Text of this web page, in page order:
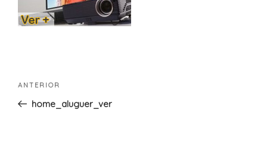
artigos
Conteúdo
anterior
ANTERIOR
home_aluguer_ver